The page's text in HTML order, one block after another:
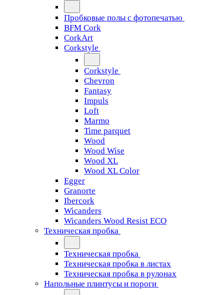
Пробковые полы с фотопечатью
BFM Cork
CorkArt
Corkstyle
Corkstyle
Chevron
Fantasy
Impuls
Loft
Marmo
Time parquet
Wood
Wood Wise
Wood XL
Wood XL Color
Egger
Granorte
Ibercork
Wicanders
Wicanders Wood Resist ECO
Техническая пробка
Техническая пробка
Техническая пробка в листах
Техническая пробка в рулонах
Напольные плинтусы и пороги